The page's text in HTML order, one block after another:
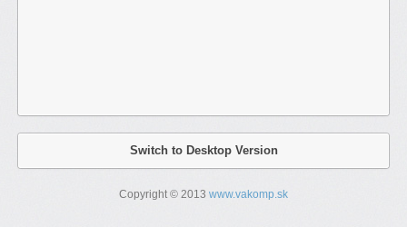
Switch to Desktop Version
Copyright © 2013 www.vakomp.sk